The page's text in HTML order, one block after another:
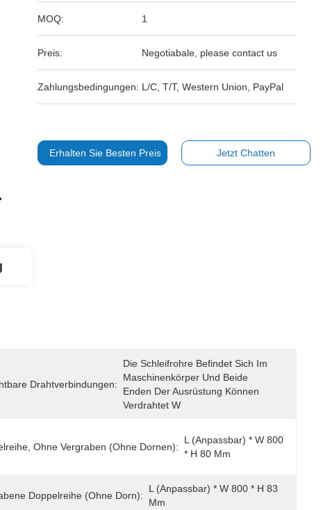
MOQ: 1
Preis: Negotiabale, please contact us
Zahlungsbedingungen: L/C, T/T, Western Union, PayPal
Erhalten Sie Besten Preis Jetzt Chatten
Drahtverbindungen:
Die Schleifrohre Befindet Sich Im
Maschinenkörper Und Beide
Enden Der Ausrüstung Können
Verdrahtet W
Ohne Vergraben (ohne Dornen):
L (anpassbar) * W 800
* H 80 Mm
Doppelreihe (ohne Dorn):
L (anpassbar) * W 800 * H 83
Mm